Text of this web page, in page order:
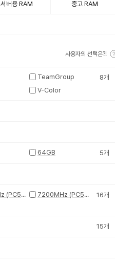
서버용 RAM 중고 RAM
사용자의 선택은?!
TeamGroup
V-Color
8개
64GB 5개
7400MHz (PC5-59200) 7200MHz (PC5-57600) 16개
15개